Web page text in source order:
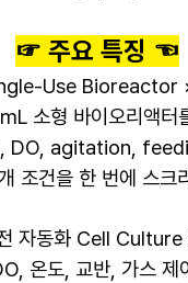
☞ 주요 특징 ☜
Use Bioreactor
소형 바이오리액터
DO, agitation,
조건을 한 번에 스크
자동화 Cell Culture
온도, 교반, 가스 제